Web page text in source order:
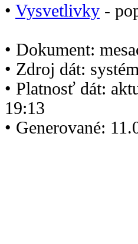
• Vysvetlivky -
• Dokument:
• Zdroj dát:
• Platnosť dát:
19:13
• Generované: